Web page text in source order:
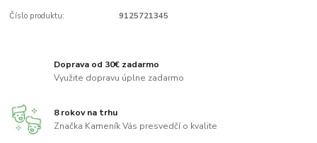
Číslo produktu: 9125721345
Doprava od 30€ zadarmo
Využite dopravu úplne zadarmo
8 rokov na trhu
Značka Kameník Vás presvedčí o kvalite